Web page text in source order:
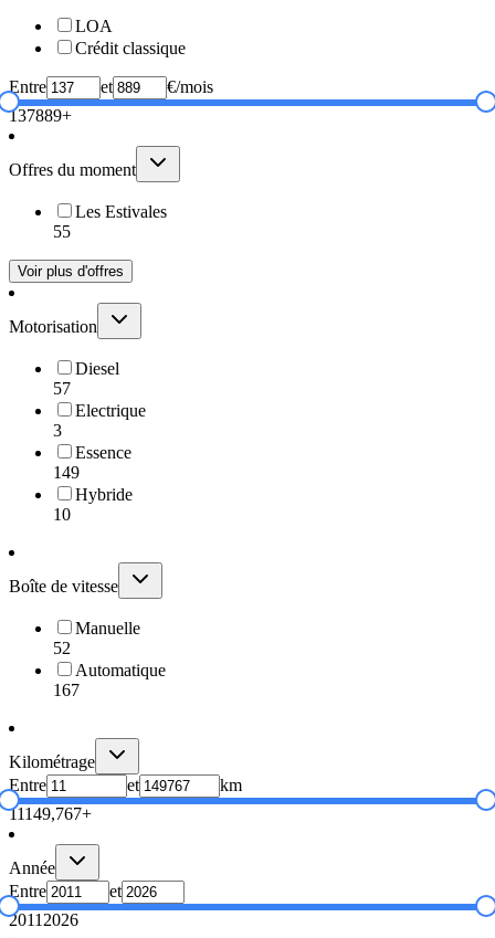
LOA
Crédit classique
Entre et
€/mois
137889+
Offres du moment
Les Estivales
55
Voir plus d'offres
Motorisation
Diesel
57
Electrique
3
Essence
149
Hybride
10
Boîte de vitesse
Manuelle
52
Automatique
167
Kilométrage
Entre
et
km
11149,767+
Année
Entre
et
2011 2026